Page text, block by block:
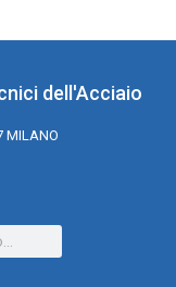
dell'Acciaio
MILANO